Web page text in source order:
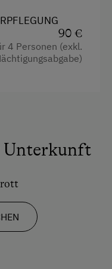
90 €
4 Personen (exkl.
Unterkunft